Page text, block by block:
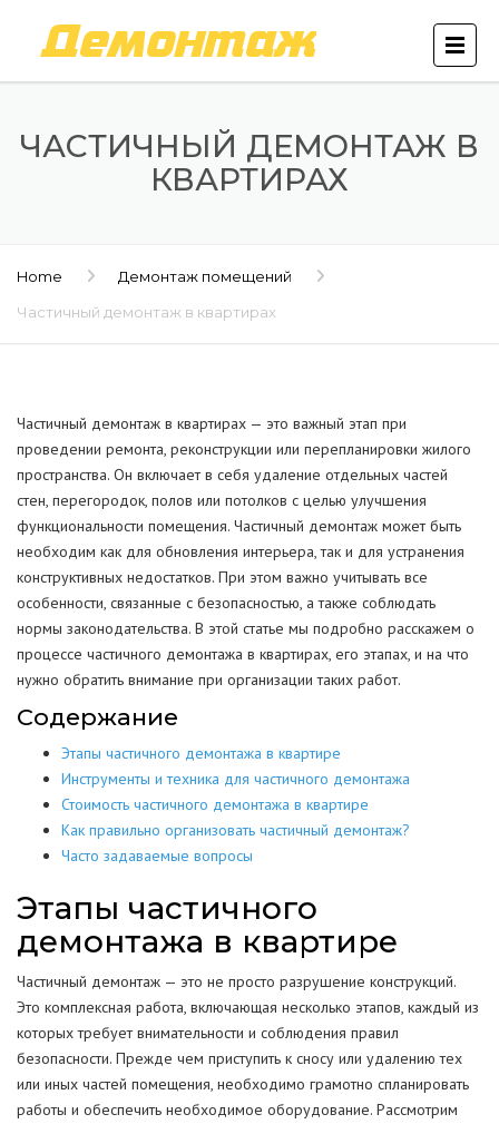
ЧАСТИЧНЫЙ ДЕМОНТАЖ В
КВАРТИРАХ
Home
Демонтаж помещений
Частичный демонтаж в квартирах
Частичный демонтаж в квартирах — это важный этап при
проведении ремонта, реконструкции или перепланировки жилого
пространства. Он включает в себя удаление отдельных частей
стен, перегородок, полов или потолков с целью улучшения
функциональности помещения. Частичный демонтаж может быть
необходим как для обновления интерьера, так и для устранения
конструктивных недостатков. При этом важно учитывать все
особенности, связанные с безопасностью, а также соблюдать
нормы законодательства. В этой статье мы подробно расскажем о
процессе частичного демонтажа в квартирах, его этапах, и на что
нужно обратить внимание при организации таких работ.
Содержание
Этапы частичного демонтажа в квартире
Инструменты и техника для частичного демонтажа
Стоимость частичного демонтажа в квартире
Как правильно организовать частичный демонтаж?
Часто задаваемые вопросы
Этапы частичного
демонтажа в квартире
Частичный демонтаж — это не просто разрушение конструкций.
Это комплексная работа, включающая несколько этапов, каждый из
которых требует внимательности и соблюдения правил
безопасности. Прежде чем приступить к сносу или удалению тех
или иных частей помещения, необходимо грамотно спланировать
работы и обеспечить необходимое оборудование. Рассмотрим